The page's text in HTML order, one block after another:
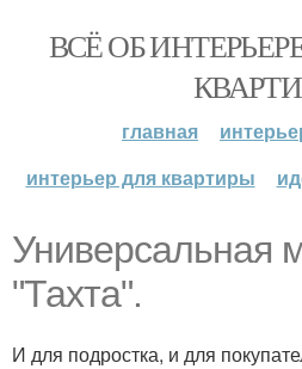
ВСЁ ОБ
главная
интерьер для квартиры
Универсальная
"Тахта".
И для подростка, и для